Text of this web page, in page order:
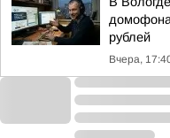
рублей
Вчера,